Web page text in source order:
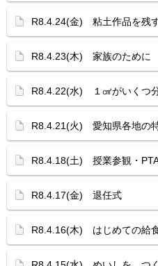
R8.4.24(金) 粘土作品を残
R8.4.23(木) 家族のために
R8.4.22(水) １㎤がいくつ
R8.4.21(火) 愛知県各地の
R8.4.18(土) 授業参観・
R8.4.17(金) 退任式
R8.4.16(木) はじめての給